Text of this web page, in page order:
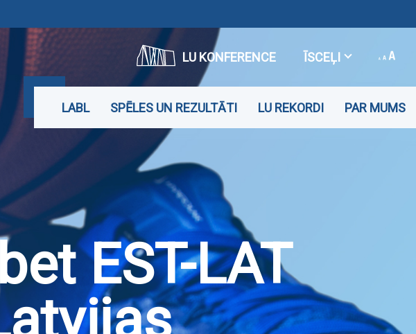
LU KONFERENCE ĪSCEĻI
LABL SPĒLES UN REZULTĀTI LU REKORDI PAR MUMS
EST-LAT